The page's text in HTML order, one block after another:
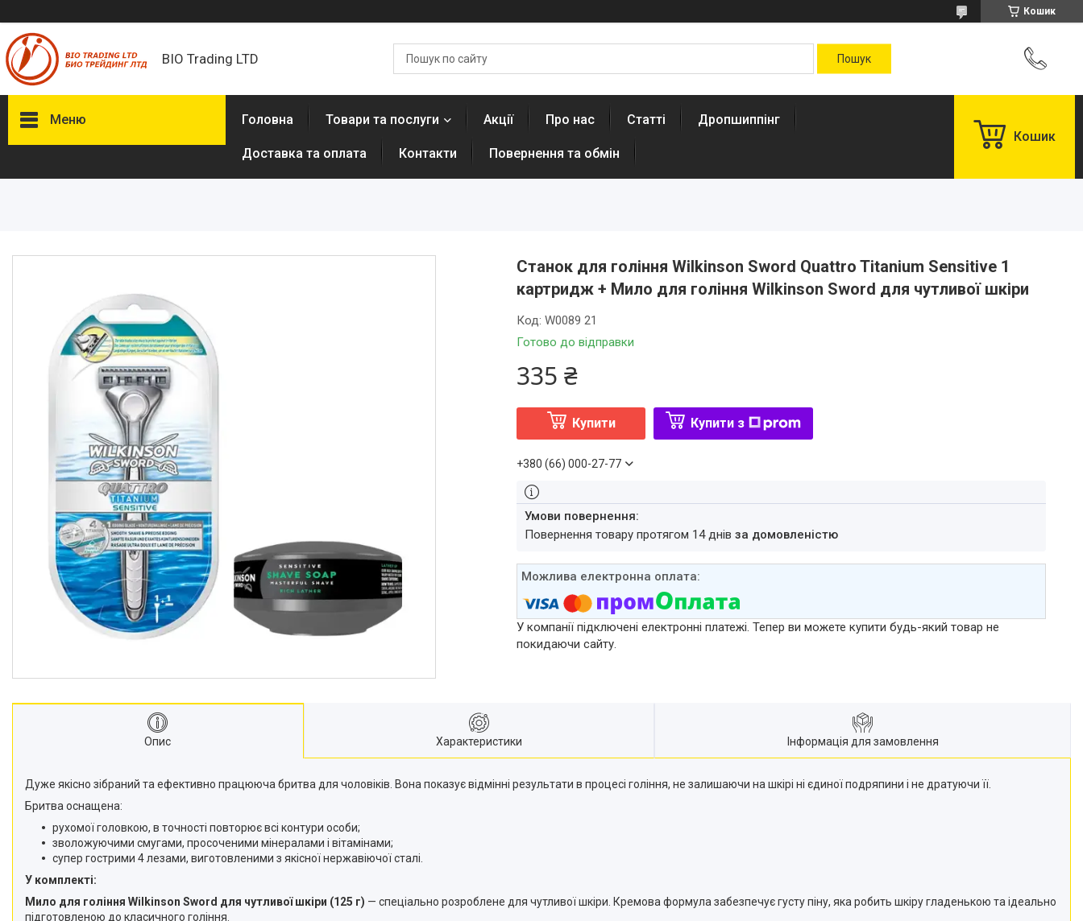
Кошик
BIO Trading LTD
Меню
Сумки, рюкзаки
Аксесуари з натуральної шкіри
(пітон, крокодил)
Екіпірування для полювання та
Засоби приглушення
радіосигналу
Товари з Польщі
Побутова хімія з Європи
Меблеві тканини
Аксесуари для мобільних
телефонів
Чай, кава
Снеки
Парфумерія
Жіночі епілятори
Про нас
Головна Товари та послуги Акції Про нас Статті Дропшиппінг
Доставка та оплата Контакти Повернення та обмін
Кошик
Станок для гоління Wilkinson Sword Quattro Titanium Sensitive 1
картридж + Мило для гоління Wilkinson Sword для чутливої шкіри
Готово до відправки
Код:W0089 21
335 ₴
Купити Купити з
+380 (66) 000-27-77
повернення товару протягом 14 днівза домовленістю
У компанії підключені електронні платежі. Тепер ви можете купити будь-який товар не
покидаючи сайту.
Опис Характеристики Інформація для замовлення
Дуже якісно зібраний та ефективно працююча бритва для чоловіків. Вона показує відмінні результати в процесі гоління, не залишаючи на шкірі ні єдиної подряпини і не дратуючи її.
Бритва оснащена:
рухомої головкою, в точності повторює всі контури особи;
зволожуючими смугами, просоченими мінералами і вітамінами;
супер гострими 4 лезами, виготовленими з якісної нержавіючої сталі.
У комплекті:
Мило для гоління Wilkinson Sword для чутливої шкіри (125 г) — спеціально розроблене для чутливої шкіри. Кремова формула забезпечує густу піну, яка робить шкіру гладенькою та ідеально
підготовленою до класичного гоління.